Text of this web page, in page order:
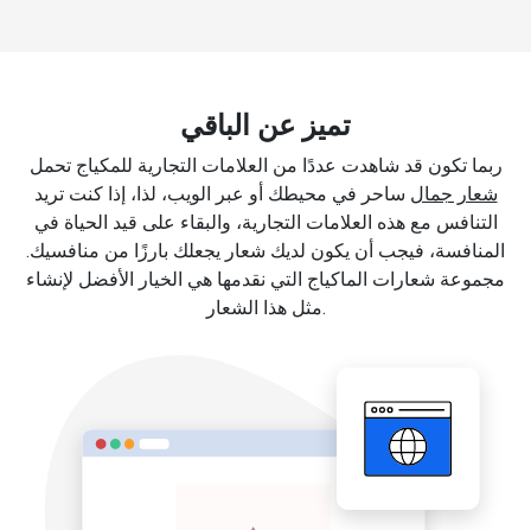
تميز عن الباقي
ربما تكون قد شاهدت عددًا من العلامات التجارية للمكياج تحمل
شعار جمال ساحر في محيطك أو عبر الويب، لذا، إذا كنت تريد
التنافس مع هذه العلامات التجارية، والبقاء على قيد الحياة في
المنافسة، فيجب أن يكون لديك شعار يجعلك بارزًا من منافسيك.
مجموعة شعارات الماكياج التي نقدمها هي الخيار الأفضل لإنشاء
مثل هذا الشعار.